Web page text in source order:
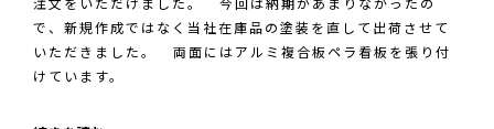
注文をいただけました。 今回は納期があまりなかったの
で、新規作成ではなく当社在庫品の塗装を直して出荷させて
いただきました。 両面にはアルミ複合板ペラ看板を張り付
けています。